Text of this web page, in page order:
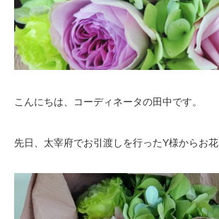
こんにちは、コーディネータの田中です。
先日、太宰府でお引渡しを行ったY様からお花